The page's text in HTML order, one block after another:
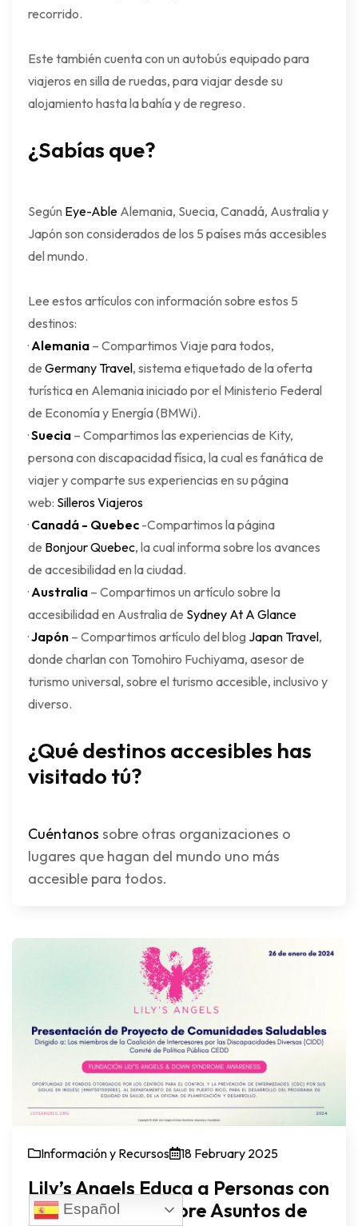
Español
recorrido.
Este también cuenta con un autobús equipado para
viajeros en silla de ruedas, para viajar desde su
alojamiento hasta la bahía y de regreso.
¿Sabías que?
Según Eye-Able Alemania, Suecia, Canadá, Australia y
Japón son considerados de los 5 países más accesibles
del mundo.
Lee estos artículos con información sobre estos 5
destinos:
· Alemania – Compartimos Viaje para todos,
de Germany Travel, sistema etiquetado de la oferta
turística en Alemania iniciado por el Ministerio Federal
de Economía y Energía (BMWi).
·Suecia – Compartimos las experiencias de Kity,
persona con discapacidad física, la cual es fanática de
viajer y comparte sus experiencias en su página
web: Silleros Viajeros
· Canadá - Quebec -Compartimos la página
de Bonjour Quebec, la cual informa sobre los avances
de accesibilidad en la ciudad.
· Australia – Compartimos un artículo sobre la
accesibilidad en Australia de Sydney At A Glance
·Japón – Compartimos artículo del blog Japan Travel,
donde charlan con Tomohiro Fuchiyama, asesor de
turismo universal, sobre el turismo accesible, inclusivo y
diverso.
¿Qué destinos accesibles has
visitado tú?
Cuéntanos sobre otras organizaciones o
lugares que hagan del mundo uno más
accesible para todos.
Lily’s Angels Educa a Personas con
Discapacidad Sobre Asuntos de
Información y Recursos 18 February 2025